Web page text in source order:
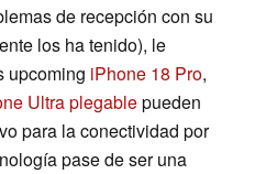
de recepción con su
los ha tenido), le
upcoming iPhone 18 Pro,
Ultra plegablepueden
para la conectividad por
pase de ser una